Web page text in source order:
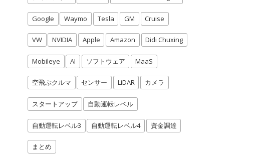
Google Waymo Tesla GM Cruise
VW NVIDIA Apple Amazon Didi Chuxing
Mobileye AI ソフトウェア MaaS
空飛ぶクルマ センサー LiDAR カメラ
スタートアップ 自動運転レベル
自動運転レベル3 自動運転レベル4 資金調達
まとめ